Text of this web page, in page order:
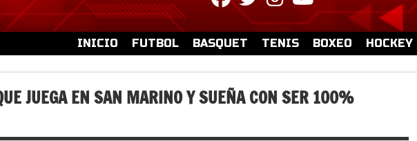
fa-
facebook
fa-
twitter
fa-
instagram
fa-
youtube
INICIO FUTBOL BASQUET TENIS BOXEO HOCKEY
JUEGA EN SAN MARINO Y SUEÑA CON SER 100%